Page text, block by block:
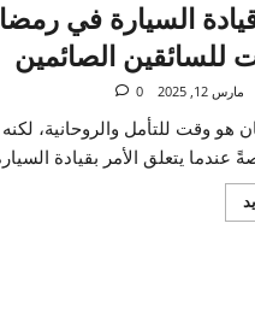
السيارة في رمضان
الصائمين
2025
0
وقت للتأمل والروحانية، لكنه
يتعلق الأمر بقيادة السيارة...